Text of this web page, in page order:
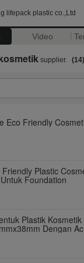
lifepack plastic co.,Ltd
Video
supplier. (14)
Eco Friendly
Friendly Plastic
Foundation
Plastik
Dengan